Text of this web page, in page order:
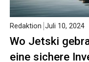
Wo Jetski
eine sichere
Redaktion Juli 10, 2024